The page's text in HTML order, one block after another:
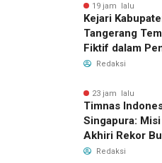
19 jam lalu
Kejari
Tangerang
Fiktif dalam
Dana BOP PKBM
Redaksi
23 jam lalu
Timnas
Singapura:
Akhiri Rekor
Tiket Semifinal
Redaksi